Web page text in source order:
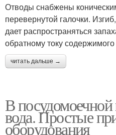
Отводы снабжены
перевернутой галочки.
дает распространяться
обратному току
читать дальше →
В
вода. Простые
оборудования